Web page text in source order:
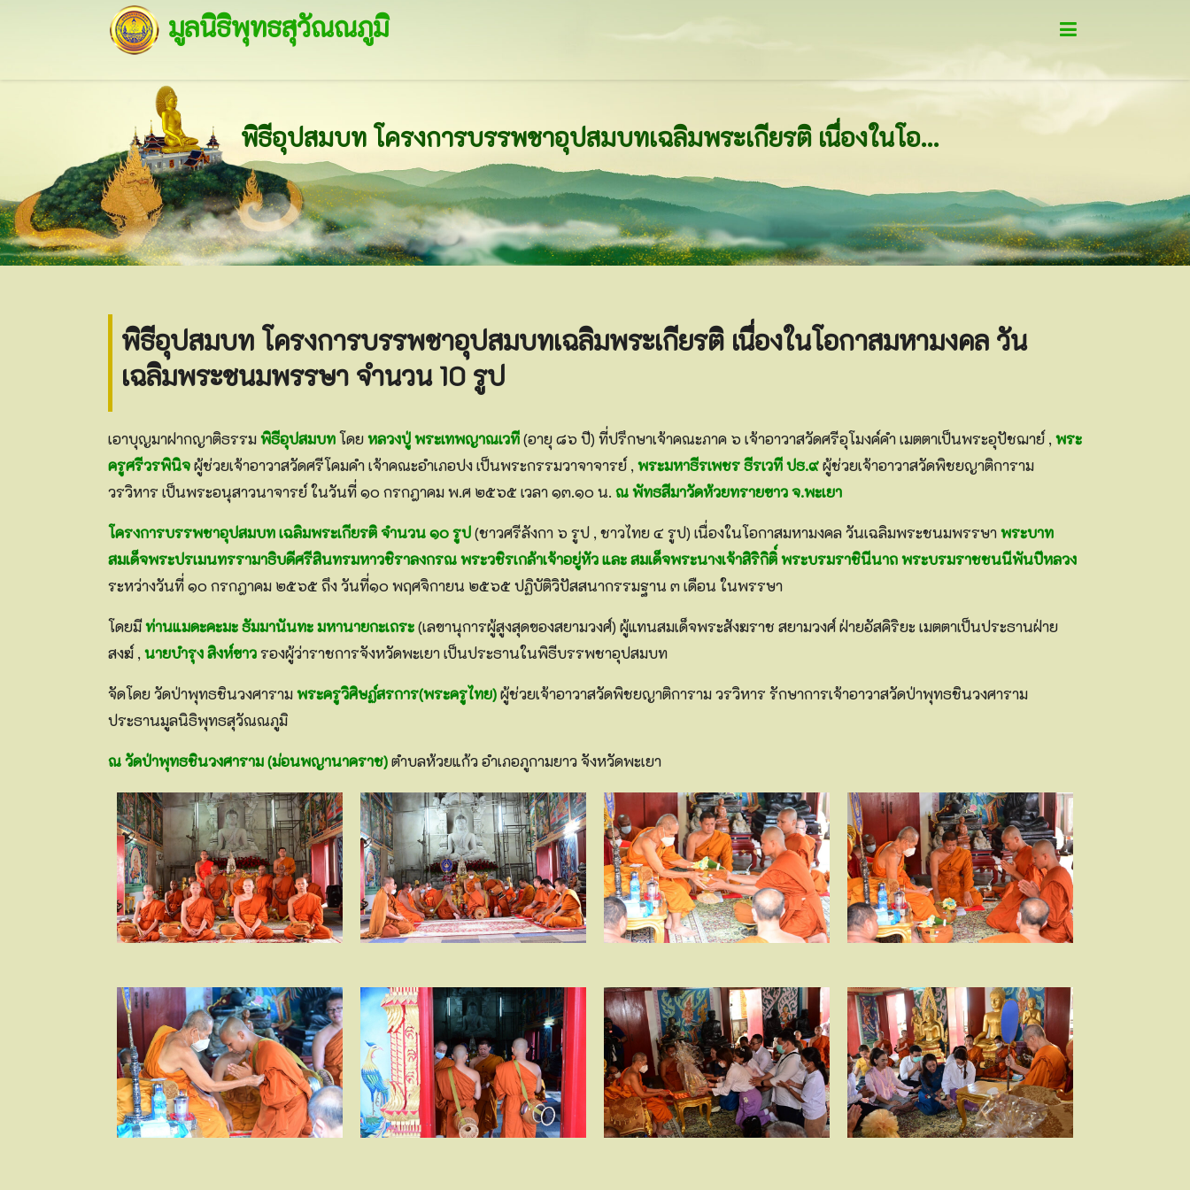
มูลนิธิพุทธสุวัณณภูมิ
พิธีอุปสมบท โครงการบรรพชาอุปสมบทเฉลิมพระเกียรติ เนื่องในโอกาสมหามงคล วันเฉลิมพระชนมพรรษา จำนวน 10 รูป
พิธีอุปสมบท โครงการบรรพชาอุปสมบทเฉลิมพระเกียรติ เนื่องในโอกาสมหามงคล วัน
เฉลิมพระชนมพรรษา จำนวน 10 รูป
เอาบุญมาฝากญาติธรรมพิธีอุปสมบทโดยหลวงปู่ พระเทพญาณเวที(อายุ ๘๖ ปี) ที่ปรึกษาเจ้าคณะภาค ๖ เจ้าอาวาสวัดศรีอุโมงค์คำ เมตตาเป็นพระอุปัชฌาย์ , พระ
ครูศรีวรพินิจผู้ช่วยเจ้าอาวาสวัดศรีโคมคำ เจ้าคณะอำเภอปง เป็นพระกรรมวาจาจารย์ , พระมหาธีรเพชร ธีรเวที ปธ.๙ผู้ช่วยเจ้าอาวาสวัดพิชยญาติการาม
วรวิหาร เป็นพระอนุสาวนาจารย์ ในวันที่ ๑๐ กรกฎาคม พ.ศ ๒๕๖๕ เวลา ๑๓.๑๐ น. ณ พัทธสีมาวัดห้วยทรายขาว จ.พะเยา
โครงการบรรพชาอุปสมบท เฉลิมพระเกียรติ จำนวน ๑๐ รูป(ชาวศรีลังกา ๖ รูป , ชาวไทย ๔ รูป) เนื่องในโอกาสมหามงคล วันเฉลิมพระชนมพรรษาพระบาท
สมเด็จพระปรเมนทรรามาธิบดีศรีสินทรมหาวชิราลงกรณ พระวชิรเกล้าเจ้าอยู่หัว และ สมเด็จพระนางเจ้าสิริกิติ์ พระบรมราชินีนาถ พระบรมราชชนนีพันปีหลวง
ระหว่างวันที่ ๑๐ กรกฎาคม ๒๕๖๕ ถึง วันที่๑๐ พฤศจิกายน ๒๕๖๕ ปฏิบัติวิปัสสนากรรมฐาน ๓ เดือน ในพรรษา
โดยมีท่านแมดะคะมะ ธัมมานันทะ มหานายกะเถระ(เลขานุการผู้สูงสุดของสยามวงศ์) ผู้แทนสมเด็จพระสังฆราช สยามวงศ์ ฝ่ายอัสคิริยะ เมตตาเป็นประธานฝ่าย
สงฆ์ , นายบำรุง สิงห์ขาวรองผู้ว่าราชการจังหวัดพะเยา เป็นประธานในพิธีบรรพชาอุปสมบท
จัดโดย วัดป่าพุทธชินวงศารามพระครูวิศิษฏ์สรการ(พระครูไทย)ผู้ช่วยเจ้าอาวาสวัดพิชยญาติการาม วรวิหาร รักษาการเจ้าอาวาสวัดป่าพุทธชินวงศาราม
ประธานมูลนิธิพุทธสุวัณณภูมิ
ณ วัดป่าพุทธชินวงศาราม (ม่อนพญานาคราช)ตำบลห้วยแก้ว อำเภอภูกามยาว จังหวัดพะเยา